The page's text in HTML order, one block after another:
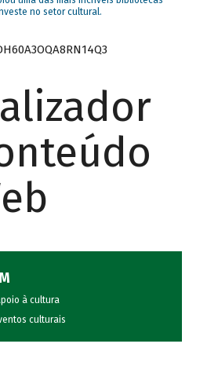
no setor cultural.
à cultura
culturais